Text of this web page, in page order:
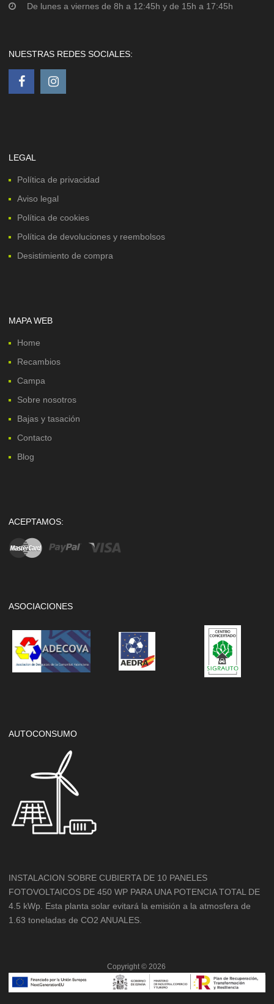
De lunes a viernes de 8h a 12:45h y de 15h a 17:45h
NUESTRAS REDES SOCIALES:
LEGAL
Política de privacidad
Aviso legal
Política de cookies
Política de devoluciones y reembolsos
Desistimiento de compra
MAPA WEB
Home
Recambios
Campa
Sobre nosotros
Bajas y tasación
Contacto
Blog
ACEPTAMOS:
ASOCIACIONES
AUTOCONSUMO
INSTALACION SOBRE CUBIERTA DE 10 PANELES
FOTOVOLTAICOS DE 450 WP PARA UNA POTENCIA TOTAL DE
4.5 kWp. Esta planta solar evitará la emisión a la atmosfera de
1.63 toneladas de CO2 ANUALES.
Copyright © 2026